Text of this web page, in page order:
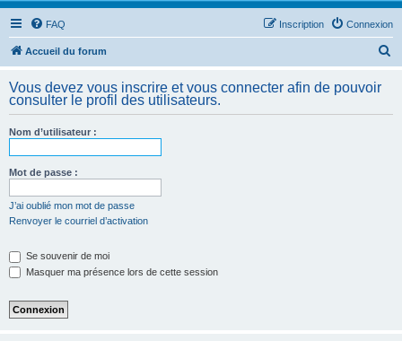
FAQ Connexion
Inscription
Accueil du forum
h
Vous devez vous inscrire et vous connecter afin de pouvoir
consulter le profil des utilisateurs.
Nom d’utilisateur :
Mot de passe :
J’ai oublié mon mot de passe
Renvoyer le courriel d’activation
Se souvenir de moi
Masquer ma présence lors de cette session